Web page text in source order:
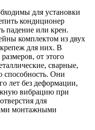
для установки
кондиционер
падение или крен.
комплектом из двух
для них. В
от этого
сварные,
способность. Они
лет без деформации,
вибрацию при
для
монтажными